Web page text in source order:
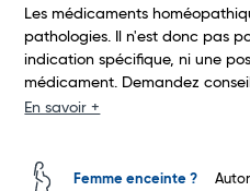
Total
Les médicaments
pathologies. Il n'est donc pas
indication spécifique, ni une
médicament. Demandez
En savoir +
Femme enceinte ?